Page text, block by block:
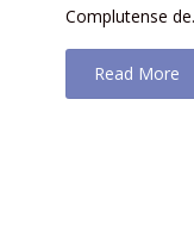
Complutense
Read More